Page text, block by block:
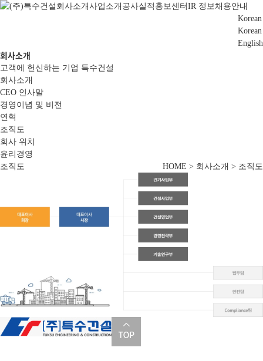
회사소개 사업소개 공사실적 홍보센터 IR 정보채용안내
Korean
Korean
English
회사소개
고객에 헌신하는 기업 특수건설
회사소개
CEO 인사말
경영이념 및 비전
연혁
조직도
회사 위치
윤리경영
조직도
HOME > 회사소개 > 조직도